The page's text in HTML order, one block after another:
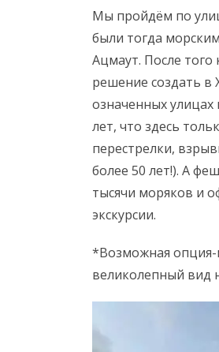
Мы пройдём по
были тогда
Ацмаут. После
решение создать в
означенных
лет, что здесь
перестрелки,
более 50 лет!). А
тысячи моряков и
экскурсии.
*Возможная опция-
великолепный вид